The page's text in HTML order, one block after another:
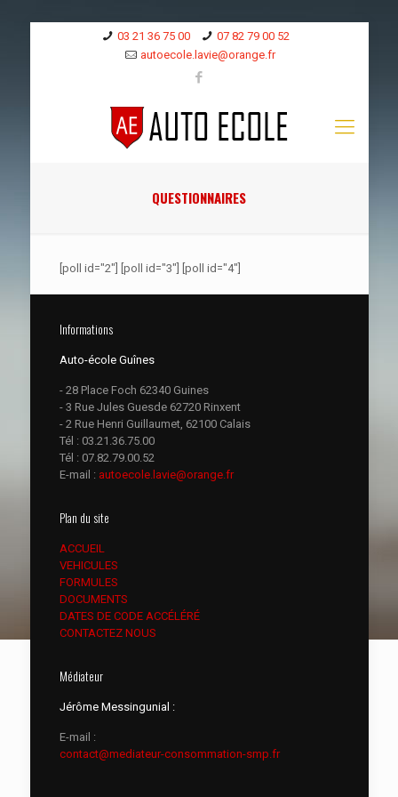
03 21 36 75 00
07 82 79 00 52
autoecole.lavie@orange.fr
QUESTIONNAIRES
[poll id="2"] [poll id="3"] [poll id="4"]
Informations
Auto-école Guînes
- 28 Place Foch 62340 Guines
- 3 Rue Jules Guesde 62720 Rinxent
- 2 Rue Henri Guillaumet, 62100 Calais
Tél : 03.21.36.75.00
Tél : 07.82.79.00.52
E-mail : autoecole.lavie@orange.fr
Plan du site
ACCUEIL
VEHICULES
FORMULES
DOCUMENTS
DATES DE CODE ACCÉLÉRÉ
CONTACTEZ NOUS
Médiateur
Jérôme Messingunial :
E-mail :
contact@mediateur-consommation-smp.fr